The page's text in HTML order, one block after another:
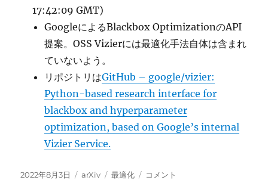
17:42:09 GMT)
GoogleによるBlackbox OptimizationのAPI
提案。OSS Vizierには最適化手法自体は含まれ
ていないよう。
リポジトリはGitHub – google/vizier:
Python-based research interface for
blackbox and hyperparameter
optimization, based on Google’s internal
Vizier Service.
投
2022年8月3日
カ
arXiv
タ
最適化
Open
コメント